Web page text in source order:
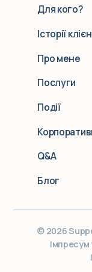
Для кого?
Історії
Про мене
Послуги
Події
Q&A
Блог
© 2026
Імпресум